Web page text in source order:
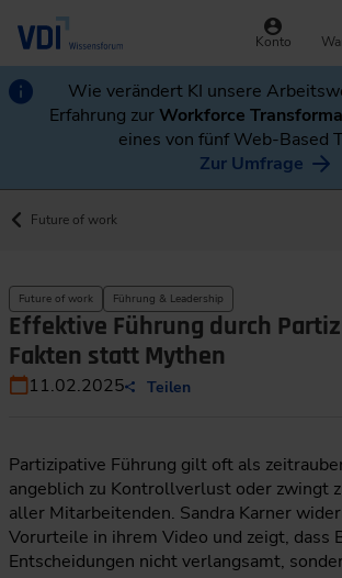
Konto
Wie verändert KI unsere
Erfahrung zurWorkforce
eines von fünf Web-Based
Zur Umfrage
Future of work
Future of work Führung & Leadership
Effektive Führung durch
Fakten statt Mythen
11.02.2025 Teilen
Partizipative Führung gilt oft als
angeblich zu Kontrollverlust oder zwingt
aller Mitarbeitenden. Sandra Karner
Vorurteile in ihrem Video und zeigt, dass
Entscheidungen nicht verlangsamt,